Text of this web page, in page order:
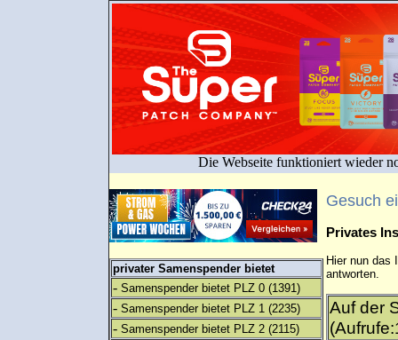
Die Webseite funktioniert wieder
privater Samenspender bietet
- Samenspender bietet PLZ 0 (1391)
- Samenspender bietet PLZ 1 (2235)
- Samenspender bietet PLZ 2 (2115)
Gesuch
Privates
Hier nun das
antworten.
Auf der